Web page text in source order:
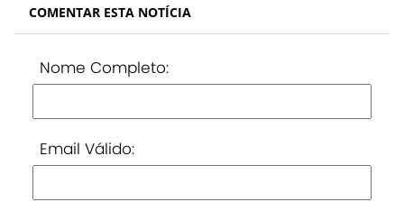
COMENTAR ESTA NOTÍCIA
Nome Completo:
Email Válido: